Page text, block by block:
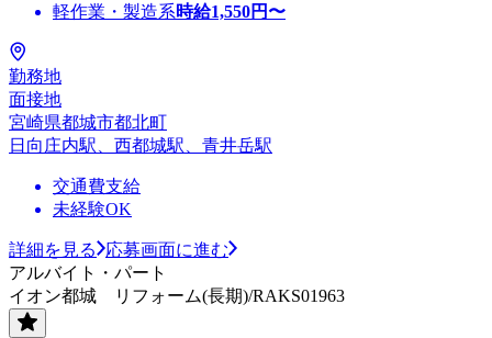
軽作業・製造系時給1,550円〜
勤務地
面接地
宮崎県都城市都北町
日向庄内駅、西都城駅、青井岳駅
交通費支給
未経験OK
詳細を見る
応募画面に進む
アルバイト・パート
イオン都城 リフォーム(長期)/RAKS01963